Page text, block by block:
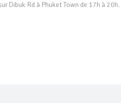
Dibuk Rd à Phuket Town de 17h à 20h.